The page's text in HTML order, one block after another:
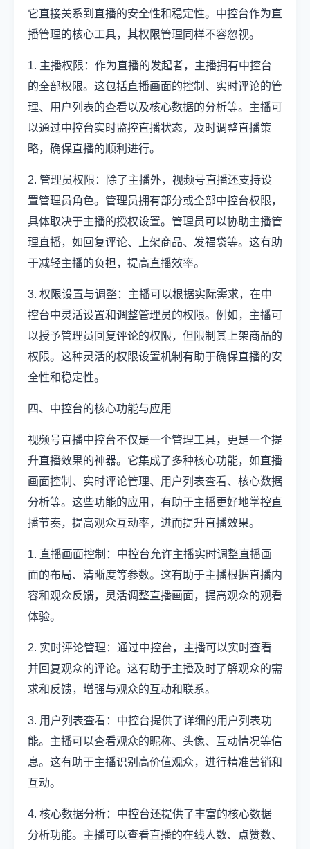
它直接关系到直播的安全性和稳定性。中控台作为直
播管理的核心工具，其权限管理同样不容忽视。
1. 主播权限：作为直播的发起者，主播拥有中控台
的全部权限。这包括直播画面的控制、实时评论的管
理、用户列表的查看以及核心数据的分析等。主播可
以通过中控台实时监控直播状态，及时调整直播策
略，确保直播的顺利进行。
2. 管理员权限：除了主播外，视频号直播还支持设
置管理员角色。管理员拥有部分或全部中控台权限，
具体取决于主播的授权设置。管理员可以协助主播管
理直播，如回复评论、上架商品、发福袋等。这有助
于减轻主播的负担，提高直播效率。
3. 权限设置与调整：主播可以根据实际需求，在中
控台中灵活设置和调整管理员的权限。例如，主播可
以授予管理员回复评论的权限，但限制其上架商品的
权限。这种灵活的权限设置机制有助于确保直播的安
全性和稳定性。
四、中控台的核心功能与应用
视频号直播中控台不仅是一个管理工具，更是一个提
升直播效果的神器。它集成了多种核心功能，如直播
画面控制、实时评论管理、用户列表查看、核心数据
分析等。这些功能的应用，有助于主播更好地掌控直
播节奏，提高观众互动率，进而提升直播效果。
1. 直播画面控制：中控台允许主播实时调整直播画
面的布局、清晰度等参数。这有助于主播根据直播内
容和观众反馈，灵活调整直播画面，提高观众的观看
体验。
2. 实时评论管理：通过中控台，主播可以实时查看
并回复观众的评论。这有助于主播及时了解观众的需
求和反馈，增强与观众的互动和联系。
3. 用户列表查看：中控台提供了详细的用户列表功
能。主播可以查看观众的昵称、头像、互动情况等信
息。这有助于主播识别高价值观众，进行精准营销和
互动。
4. 核心数据分析：中控台还提供了丰富的核心数据
分析功能。主播可以查看直播的在线人数、点赞数、